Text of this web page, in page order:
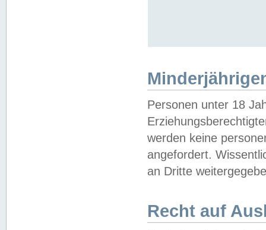
Personen unter 18
werden keine
angefordert.
an Dritte
Recht auf